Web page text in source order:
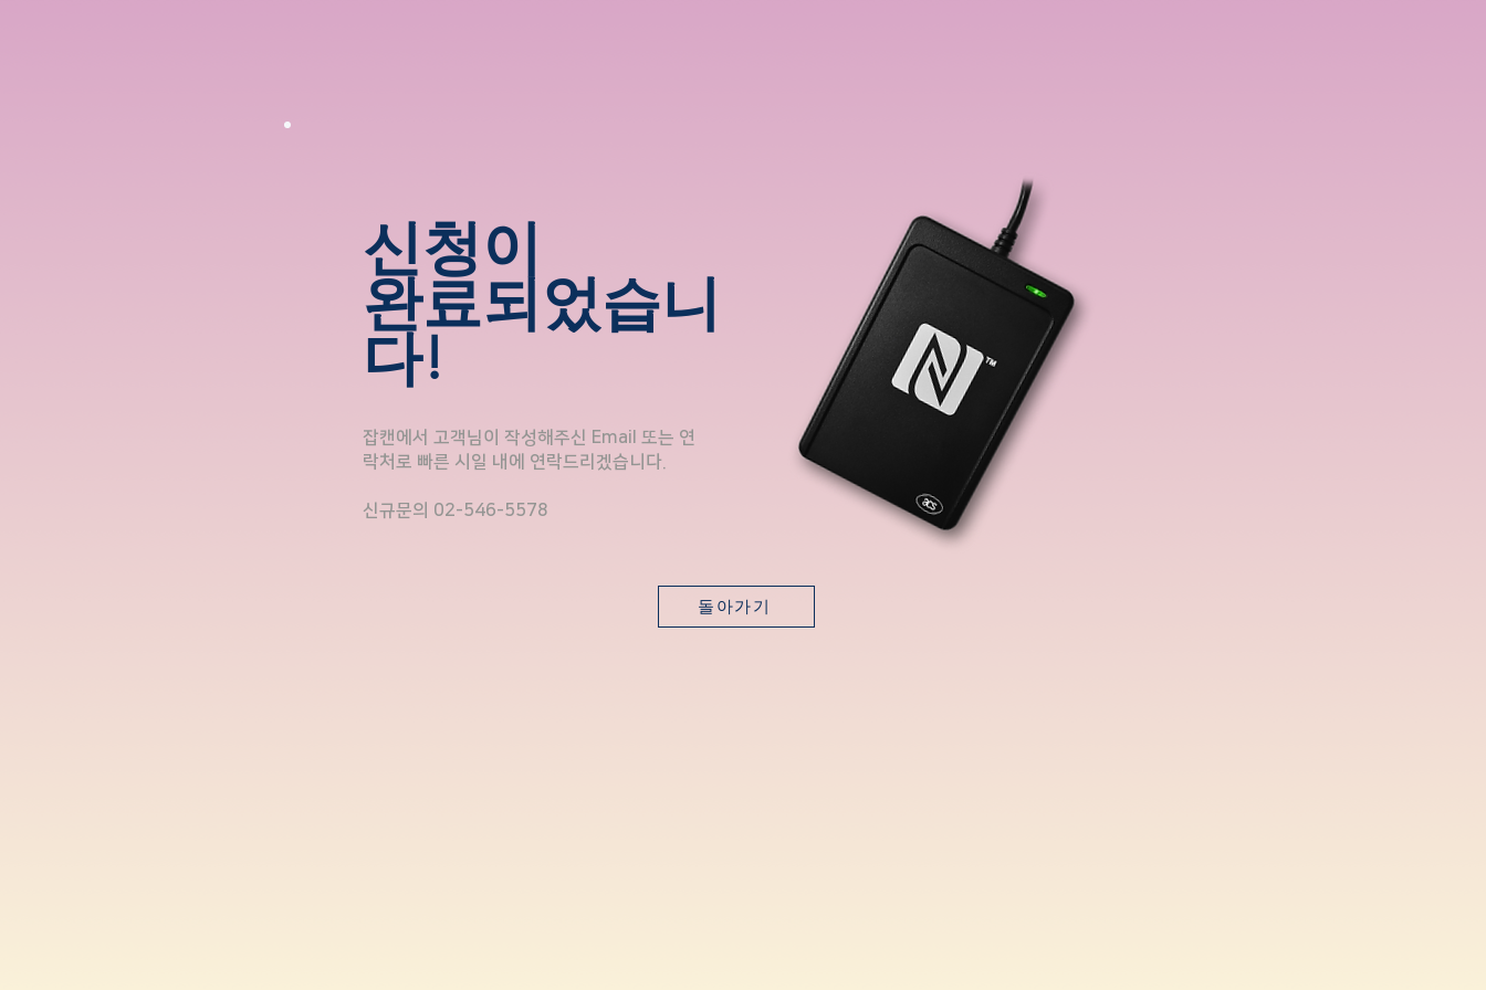
돌아가기
신청이
완료되었습니
다!
잡캔에서 고객님이 작성해주신 Email 또는 연
락처로 빠른 시일 내에 연락드리겠습니다.
​신규문의 02-546-5578